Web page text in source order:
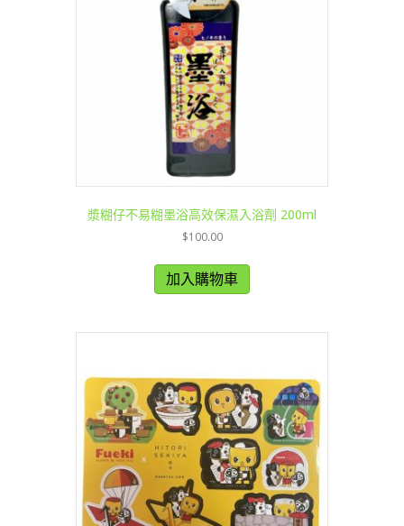
漿糊仔不易糊墨浴高效保濕入浴劑 200ml
$100.00
加入購物車